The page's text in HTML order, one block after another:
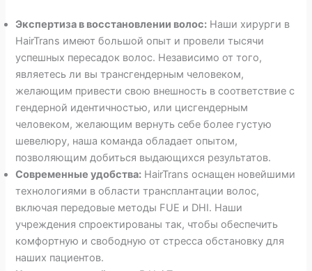
Экспертиза в восстановлении волос: Наши хирурги в
HairTrans имеют большой опыт и провели тысячи
успешных пересадок волос. Независимо от того,
являетесь ли вы трансгендерным человеком,
желающим привести свою внешность в соответствие с
гендерной идентичностью, или цисгендерным
человеком, желающим вернуть себе более густую
шевелюру, наша команда обладает опытом,
позволяющим добиться выдающихся результатов.
Современные удобства: HairTrans оснащен новейшими
технологиями в области трансплантации волос,
включая передовые методы FUE и DHI. Наши
учреждения спроектированы так, чтобы обеспечить
комфортную и свободную от стресса обстановку для
наших пациентов.